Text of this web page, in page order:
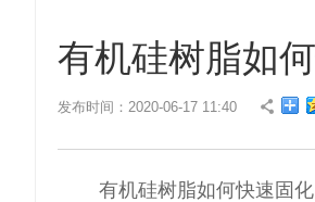
有机硅树脂如
发布时间：2020-06-17 11:40
有机硅树脂如何快速固